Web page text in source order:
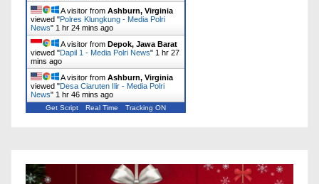
A visitor from Ashburn, Virginia
viewed "Polres Klungkung - Media Polri
News" 1 hr 24 mins ago
A visitor from Depok, Jawa Barat
viewed "Dapil 1 - Media Polri News" 1 hr 27
mins ago
A visitor from Ashburn, Virginia
viewed "Desa Ciaruten Ilir - Media Polri
News" 1 hr 46 mins ago
Get Script Real Time Tracking ON